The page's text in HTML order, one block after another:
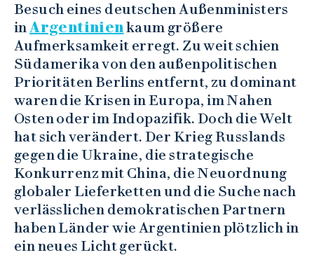
Besuch eines deutschen Außenministers
inArgentinienkaum größere
Aufmerksamkeit erregt. Zu weit schien
Südamerika von den außenpolitischen
Prioritäten Berlins entfernt, zu dominant
waren die Krisen in Europa, im Nahen
Osten oder im Indopazifik. Doch die Welt
hat sich verändert. Der Krieg Russlands
gegen die Ukraine, die strategische
Konkurrenz mit China, die Neuordnung
globaler Lieferketten und die Suche nach
verlässlichen demokratischen Partnern
haben Länder wie Argentinien plötzlich in
ein neues Licht gerückt.